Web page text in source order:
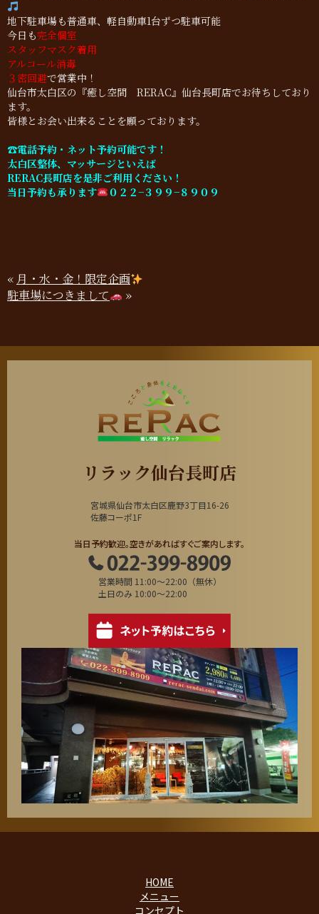
地下駐車場も普通車、軽自動車1台ずつ駐車可能
今日も完全個室
スタッフマスク着用
アルコール消毒
３密回避で営業中！
仙台市太白区の『癒し空間 RERAC』仙台長町店でお待ちしており
ます。
皆様とお会い出来ることを願っております。
☎︎電話予約・ネット予約可能です！
太白区整体、マッサージといえば
RERAC長町店を是非ご利用ください！
当日予約も承ります
０２２−３９９−８９０９
« 月・水・金！限定企画
駐車場につきまして
»
リラック仙台長町店
宮城県仙台市太白区鹿野3丁目16-26
佐藤コーポ1F
当日予約歓迎。空きがあればすぐご案内します。
営業時間 11:00～22:00（無休）
土日のみ 10:00～22:00
HOME
メニュー
コンセプト